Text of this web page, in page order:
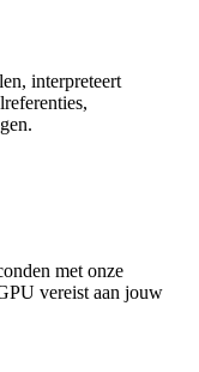
interpreteert
met onze
vereist aan jouw